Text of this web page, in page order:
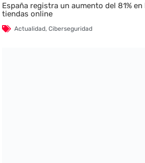
España registra un aumento del 81%
tiendas online
Actualidad,Ciberseguridad